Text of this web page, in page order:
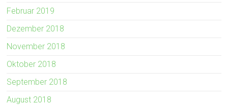
Februar 2019
Dezember 2018
November 2018
Oktober 2018
September 2018
August 2018